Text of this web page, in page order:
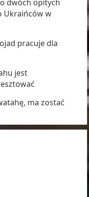
dwóch opitych
Ukraińców w
pracuje dla
jest
ma zostać